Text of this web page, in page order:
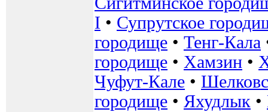
I • Супрутское
городище • Тенг-Кала
городище • Хамзин •
Чуфут-Кале •
городище • Яхудлык •